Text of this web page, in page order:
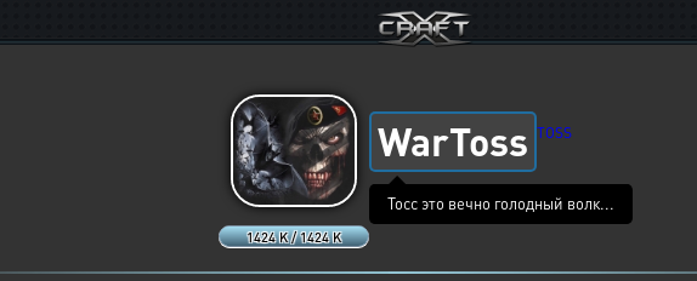
1424 K / 1424 K
WarToss TOSS
Тосс это вечно голодный волк...